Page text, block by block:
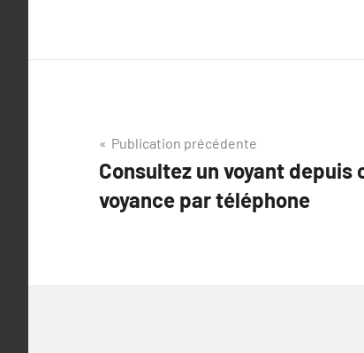
Navigation
de
l’article
Publication précédente
Consultez un voyant depuis
voyance par téléphone